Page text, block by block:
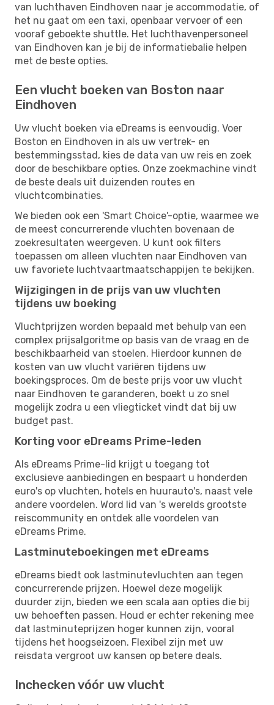
van luchthaven Eindhoven naar je accommodatie, of
het nu gaat om een ​​taxi, openbaar vervoer of een
vooraf geboekte shuttle. Het luchthavenpersoneel
van Eindhoven kan je bij de informatiebalie helpen
met de beste opties.
Een vlucht boeken van Boston naar
Eindhoven
Uw vlucht boeken via eDreams is eenvoudig. Voer
Boston en Eindhoven in als uw vertrek- en
bestemmingsstad, kies de data van uw reis en zoek
door de beschikbare opties. Onze zoekmachine vindt
de beste deals uit duizenden routes en
vluchtcombinaties.
We bieden ook een 'Smart Choice'-optie, waarmee we
de meest concurrerende vluchten bovenaan de
zoekresultaten weergeven. U kunt ook filters
toepassen om alleen vluchten naar Eindhoven van
uw favoriete luchtvaartmaatschappijen te bekijken.
Wijzigingen in de prijs van uw vluchten
tijdens uw boeking
Vluchtprijzen worden bepaald met behulp van een
complex prijsalgoritme op basis van de vraag en de
beschikbaarheid van stoelen. Hierdoor kunnen de
kosten van uw vlucht variëren tijdens uw
boekingsproces. Om de beste prijs voor uw vlucht
naar Eindhoven te garanderen, boekt u zo snel
mogelijk zodra u een vliegticket vindt dat bij uw
budget past.
Korting voor eDreams Prime-leden
Als eDreams Prime-lid krijgt u toegang tot
exclusieve aanbiedingen en bespaart u honderden
euro's op vluchten, hotels en huurauto's, naast vele
andere voordelen. Word lid van 's werelds grootste
reiscommunity en ontdek alle voordelen van
eDreams Prime.
Lastminuteboekingen met eDreams
eDreams biedt ook lastminutevluchten aan tegen
concurrerende prijzen. Hoewel deze mogelijk
duurder zijn, bieden we een scala aan opties die bij
uw behoeften passen. Houd er echter rekening mee
dat lastminuteprijzen hoger kunnen zijn, vooral
tijdens het hoogseizoen. Flexibel zijn met uw
reisdata vergroot uw kansen op betere deals.
Inchecken vóór uw vlucht